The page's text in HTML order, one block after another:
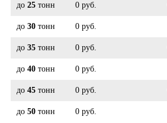
до 25тонн 0 руб.
до 30тонн 0 руб.
до 35тонн 0 руб.
до 40тонн 0 руб.
до 45тонн 0 руб.
до 50тонн 0 руб.